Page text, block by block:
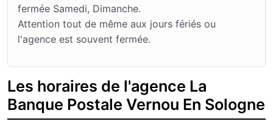
fermée Samedi, Dimanche.
Attention tout de même aux jours fériés ou
l'agence est souvent fermée.
Les horaires de l'agence La
Banque Postale Vernou En Sologne